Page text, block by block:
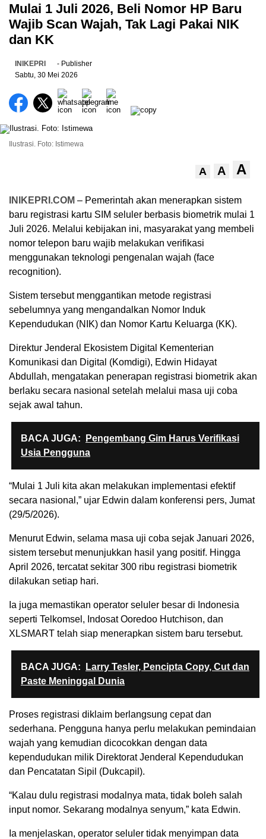
Mulai 1 Juli 2026, Beli Nomor HP Baru
Wajib Scan Wajah, Tak Lagi Pakai NIK
dan KK
INIKEPRI
- Publisher
Sabtu, 30 Mei 2026
Ilustrasi. Foto: Istimewa
A A A
INIKEPRI.COM – Pemerintah akan menerapkan sistem
baru registrasi kartu SIM seluler berbasis biometrik mulai 1
Juli 2026. Melalui kebijakan ini, masyarakat yang membeli
nomor telepon baru wajib melakukan verifikasi
menggunakan teknologi pengenalan wajah (face
recognition).
Sistem tersebut menggantikan metode registrasi
sebelumnya yang mengandalkan Nomor Induk
Kependudukan (NIK) dan Nomor Kartu Keluarga (KK).
Direktur Jenderal Ekosistem Digital Kementerian
Komunikasi dan Digital (Komdigi), Edwin Hidayat
Abdullah, mengatakan penerapan registrasi biometrik akan
berlaku secara nasional setelah melalui masa uji coba
sejak awal tahun.
BACA JUGA:
Pengembang Gim Harus Verifikasi
Usia Pengguna
“Mulai 1 Juli kita akan melakukan implementasi efektif
secara nasional,” ujar Edwin dalam konferensi pers, Jumat
(29/5/2026).
Menurut Edwin, selama masa uji coba sejak Januari 2026,
sistem tersebut menunjukkan hasil yang positif. Hingga
April 2026, tercatat sekitar 300 ribu registrasi biometrik
dilakukan setiap hari.
Ia juga memastikan operator seluler besar di Indonesia
seperti Telkomsel, Indosat Ooredoo Hutchison, dan
XLSMART telah siap menerapkan sistem baru tersebut.
BACA JUGA:
Larry Tesler, Pencipta Copy, Cut dan
Paste Meninggal Dunia
Proses registrasi diklaim berlangsung cepat dan
sederhana. Pengguna hanya perlu melakukan pemindaian
wajah yang kemudian dicocokkan dengan data
kependudukan milik Direktorat Jenderal Kependudukan
dan Pencatatan Sipil (Dukcapil).
“Kalau dulu registrasi modalnya mata, tidak boleh salah
input nomor. Sekarang modalnya senyum,” kata Edwin.
Ia menjelaskan, operator seluler tidak menyimpan data